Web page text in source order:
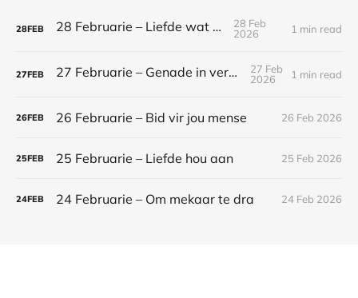
28FEB 28 Februarie – Liefde wat bly
28 Feb
2026
1 min read
27FEB 27 Februarie – Genade in verhoudings
27 Feb
2026
1 min read
26FEB 26 Februarie – Bid vir jou mense 26 Feb 2026
25FEB 25 Februarie – Liefde hou aan 25 Feb 2026
24FEB 24 Februarie – Om mekaar te dra 24 Feb 2026